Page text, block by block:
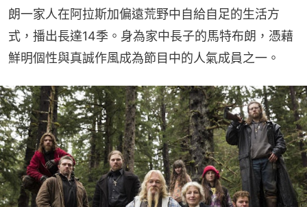
朗一家人在阿拉斯加偏遠荒野中自給自足的生活方
式，播出長達14季。身為家中長子的馬特布朗，憑藉
鮮明個性與真誠作風成為節目中的人氣成員之一。